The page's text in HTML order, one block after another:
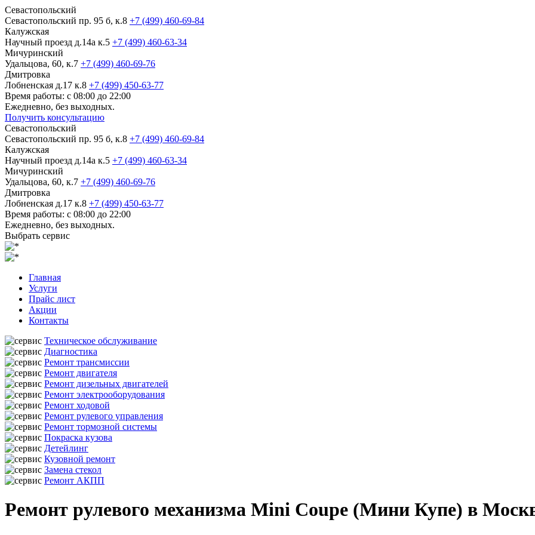
Севастопольский
Севастопольский пр. 95 б, к.8 +7 (499) 460-69-84
Калужская
Научный проезд д.14а к.5 +7 (499) 460-63-34
Мичуринский
Удальцова, 60, к.7 +7 (499) 460-69-76
Дмитровка
Лобненская д.17 к.8 +7 (499) 450-63-77
Время работы: с 08:00 до 22:00
Ежедневно, без выходных.
Получить консультацию
Севастопольский
Севастопольский пр. 95 б, к.8 +7 (499) 460-69-84
Калужская
Научный проезд д.14а к.5 +7 (499) 460-63-34
Мичуринский
Удальцова, 60, к.7 +7 (499) 460-69-76
Дмитровка
Лобненская д.17 к.8 +7 (499) 450-63-77
Время работы: с 08:00 до 22:00
Ежедневно, без выходных.
Выбрать сервис
Главная
Услуги
Прайс лист
Акции
Контакты
Техническое обслуживание
Диагностика
Ремонт трансмиссии
Ремонт двигателя
Ремонт дизельных двигателей
Ремонт электрооборудования
Ремонт ходовой
Ремонт рулевого управления
Ремонт тормозной системы
Покраска кузова
Детейлинг
Кузовной ремонт
Замена стекол
Ремонт АКПП
Ремонт рулевого механизма Mini Coupe (Мини Купе) в